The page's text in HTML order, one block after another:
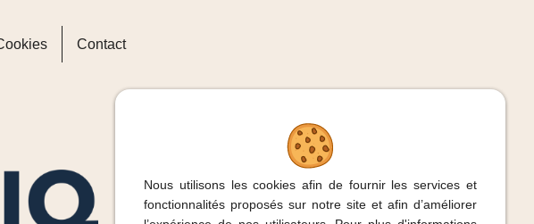
Nous utilisons les cookies afin de fournir les services et
fonctionnalités proposés sur notre site et afin d’améliorer
Contact